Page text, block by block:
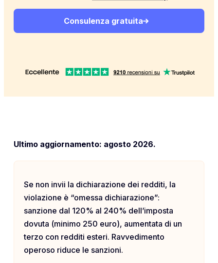
Consulenza gratuita
Ultimo aggiornamento: agosto 2026.
Se non invii la dichiarazione dei redditi, la
violazione è “omessa dichiarazione”:
sanzione dal 120% al 240% dell’imposta
dovuta (minimo 250 euro), aumentata di un
terzo con redditi esteri. Ravvedimento
operoso riduce le sanzioni.